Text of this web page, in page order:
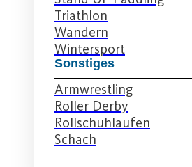
Triathlon
Wandern
Wintersport
Sonstiges
Armwrestling
Roller Derby
Rollschuhlaufen
Schach